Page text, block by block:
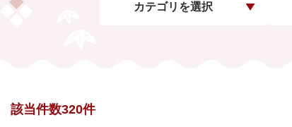
カテゴリを選択
該当件数320件